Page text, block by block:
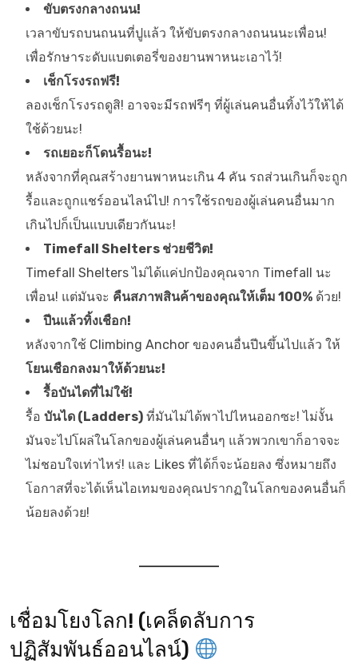
ขับตรงกลางถนน!
เวลาขับรถบนถนนที่ปูแล้ว ให้ขับตรงกลางถนนนะเพื่อน!
เพื่อรักษาระดับแบตเตอรี่ของยานพาหนะเอาไว้!
เช็กโรงรถฟรี!
ลองเช็กโรงรถดูสิ! อาจจะมีรถฟรีๆ ที่ผู้เล่นคนอื่นทิ้งไว้ให้ได้
ใช้ด้วยนะ!
รถเยอะก็โดนรื้อนะ!
หลังจากที่คุณสร้างยานพาหนะเกิน 4 คัน รถส่วนเกินก็จะถูก
รื้อและถูกแชร์ออนไลน์ไป! การใช้รถของผู้เล่นคนอื่นมาก
เกินไปก็เป็นแบบเดียวกันนะ!
Timefall Shelters ช่วยชีวิต!
Timefall Shelters ไม่ได้แค่ปกป้องคุณจาก Timefall นะ
เพื่อน! แต่มันจะ คืนสภาพสินค้าของคุณให้เต็ม 100% ด้วย!
ปีนแล้วทิ้งเชือก!
หลังจากใช้ Climbing Anchor ของคนอื่นปีนขึ้นไปแล้ว ให้
โยนเชือกลงมาให้ด้วยนะ!
รื้อบันไดที่ไม่ใช้!
รื้อ บันได (Ladders) ที่มันไม่ได้พาไปไหนออกซะ! ไม่งั้น
มันจะไปโผล่ในโลกของผู้เล่นคนอื่นๆ แล้วพวกเขาก็อาจจะ
ไม่ชอบใจเท่าไหร่! และ Likes ที่ได้ก็จะน้อยลง ซึ่งหมายถึง
โอกาสที่จะได้เห็นไอเทมของคุณปรากฏในโลกของคนอื่นก็
น้อยลงด้วย!
เชื่อมโยงโลก! (เคล็ดลับการ
ปฏิสัมพันธ์ออนไลน์)